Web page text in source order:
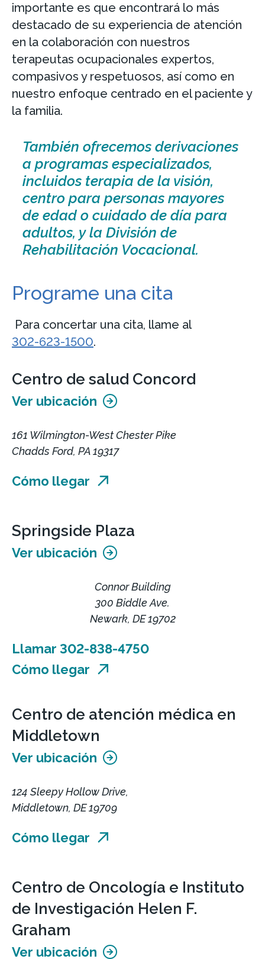
importante es que encontrará lo más
destacado de su experiencia de atención
en la colaboración con nuestros
terapeutas ocupacionales expertos,
compasivos y respetuosos, así como en
nuestro enfoque centrado en el paciente y
la familia.
También ofrecemos derivaciones
a programas especializados,
incluidos terapia de la visión,
centro para personas mayores
de edad o cuidado de día para
adultos, y la División de
Rehabilitación Vocacional.
Programe una cita
Para concertar una cita, llame al
302-623-1500.
Centro de salud Concord
Ver ubicación
161 Wilmington-West Chester Pike
Chadds Ford, PA 19317
Cómo llegar
Springside Plaza
Ver ubicación
Connor Building
300 Biddle Ave.
Newark, DE 19702
Llamar 302-838-4750
Cómo llegar
Centro de atención médica en
Middletown
Ver ubicación
124 Sleepy Hollow Drive,
Middletown, DE 19709
Cómo llegar
Centro de Oncología e Instituto
de Investigación Helen F.
Graham
Ver ubicación